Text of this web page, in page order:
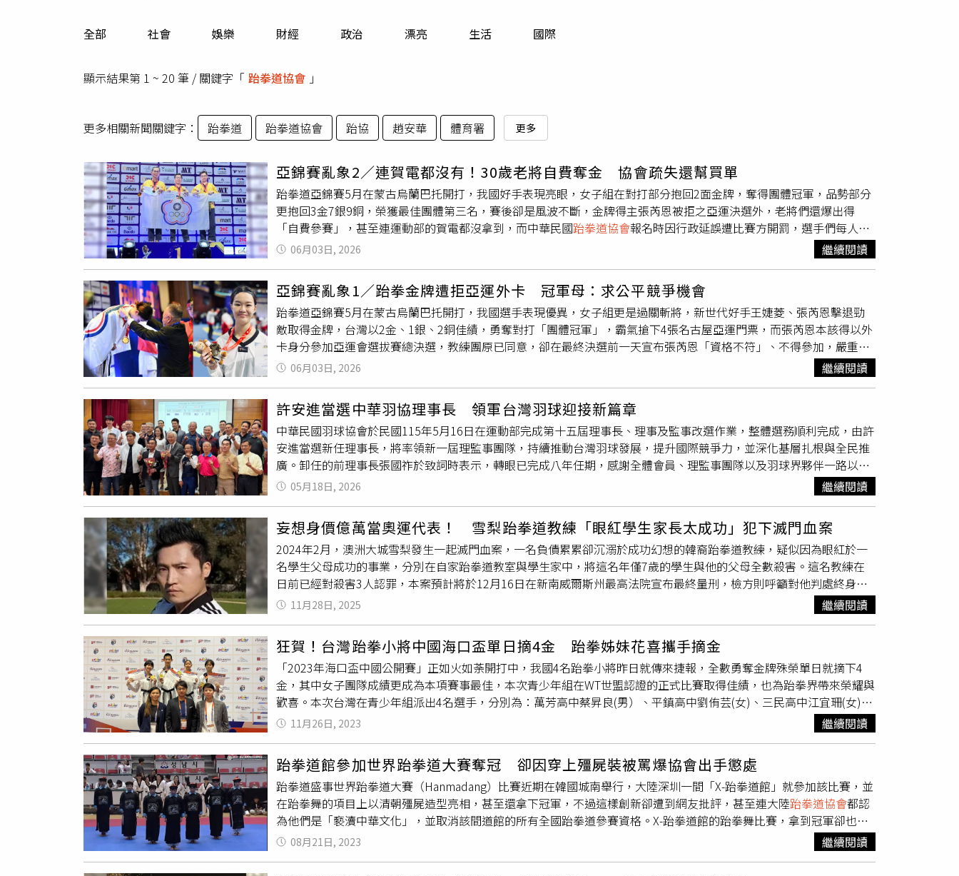
運勢
全部 社會 娛樂 財經 政治 漂亮 生活 國際
顯示結果第 1 ~ 20 筆 / 關鍵字「 跆拳道協會 」
更多相關新聞關鍵字： 跆拳道 跆拳道協會 跆協 趙安華 體育署 更多
亞錦賽亂象2／連賀電都沒有！30歲老將自費奪金 協會疏失還幫買單
跆拳道亞錦賽5月在蒙古烏蘭巴托開打，我國好手表現亮眼，女子組在對打部分抱回2面金牌，奪得團體冠軍，品勢部分
更抱回3金7銀9銅，榮獲最佳團體第三名，賽後卻是風波不斷，金牌得主張芮恩被拒之亞運決選外，老將們還爆出得
「自費參賽」，甚至連運動部的賀電都沒拿到，而中華民國跆拳道協會報名時因行政延誤遭比賽方開罰，選手們每人竟
得付50美元的延遲罰款，讓老將們寒心不已，直言「下次不來了」。台灣在2026跆拳道亞錦賽成績亮眼，駐烏蘭巴托台
北經貿代表處代表王凱右還親自頒發賀電，30歲以上好手卻沒收到這份殊榮。（圖／翻攝中華跆協臉書）中華民國跆拳
為世界跆拳道聯盟(WT)、亞洲跆拳道聯盟(ATU)及國技院會員，唯一認可在台灣推廣跆拳道業務之單位，除推廣
和培訓競技人才外，還負責全台段級數鑑定及舉辦全國性錦標賽，我國選手如要爭戰國際賽事，往往還得經過跆協推薦
報名才能參加，此次亞錦賽卻是亂象不斷。「我們穿國家的隊服為台灣爭取榮譽，自費外連賀電都沒有。」不願具名教
練透露，亞錦賽並非「想去就能去」，還得在台灣通過徵選，推出最優秀的選手上場，30歲以上的選手卻被要求得全面
自費參賽。台灣選手在2026年亞錦賽品勢部分抱回3金7銀9銅，榮獲最佳團體第三名。（圖／翻攝健民跆拳道舘總教練
葉錦舜臉書）該名教練提到，品勢的3面金牌中有2面是30歲以上老將贏得，他們在賽場上流汗拚搏，自掏腰包為光爭
國，回台後卻連象徵體育界榮譽的賀電都沒收到，詢問跆協才得知他們被歸類為「自行參加」，名單並未報呈運動部，
讓選手們無比寒心。選手們更發現，協會安排的出國團費為每人9萬1000多元，但選手自行詢價，發現同樣的行程只需4
萬9000多元，質疑4萬多元差價的依據為何，是否有公開招標和公開透明的報價資料，「還是基層選手只能被迫接
受？」更令選手無法接受的是，所有參賽者皆在規定限期內完成資料繳交，卻因跆協內部的行政程序延誤，導致亞洲跆
拳道聯盟（大會）對每位選手、每個項目加收50美元的延遲罰款，跆協卻要求選手們自行承擔，行政失誤不見協會內部
懲處負責，多數選手不想多事，只能「啞巴吃黃連」，乖乖付錢了事。 「今天基層真正不滿的，不只是錢，而是公
平。」該名教練透露，真正站在場上替台灣拼命的人被忽視，真正努力經營基層的人被消耗，而該被監督的體制卻長年
無人敢碰，此次亂象讓許多老將心灰意冷，已下定決心下次不再參賽，呼籲主管機關正視問題，也盼協會不要再讓基層
體育人的熱情，一次次被消磨殆盡。記者致電中華跆協，接線人員稱主管正在運動部開會，記者留下聯絡方式和問題，
但至截稿前未獲回應。
06月03日, 2026 繼續閱讀
亞錦賽亂象1／跆拳金牌遭拒亞運外卡 冠軍母：求公平競爭機會
跆拳道亞錦賽5月在蒙古烏蘭巴托開打，我國選手表現優異，女子組更是過關斬將，新世代好手王婕菱、張芮恩擊退勁
敵取得金牌，台灣以2金、1銀、2銅佳績，勇奪對打「團體冠軍」，霸氣搶下4張名古屋亞運門票，而張芮恩本該得以外
卡身分參加亞運會選拔賽總決選，教練團原已同意，卻在最終決選前一天宣布張芮恩「資格不符」、不得參加，嚴重打
擊選手士氣，也讓張芮恩母親心痛發聲，希望能有公平競爭機會。台灣跆拳道女子組在2026年亞錦賽表現優異，以2
金、1銀、2銅佳績，勇奪對打「團體冠軍」。（圖／翻攝中華跆協臉書）我國選手在蒙古烏蘭巴托舉行的亞洲跆拳道錦
標賽成績亮眼，17歲小將王婕菱勇奪女子46公斤級金牌，為台灣拿下睽違10年的亞錦賽女子首金，62公斤級的21歲張
芮恩同樣勢如破竹，面對中國強敵、兩屆亞運金牌得主駱宗詩時無畏無懼，以沉著表現突破攻勢，最終2：1逆轉擊退對
手，為台灣隊摘得本屆第2面金牌，讓中華台北梅花旗在賽場飄揚，熱血畫面感動無數國人。而張芮恩成為名符其實的
台灣之光，更為台灣搶下進軍亞運會門票，根據中華民國跆拳道協會發布的「2026亞洲跆拳道錦標賽暨名古屋亞運資格
賽（對打）代表隊選拔賽秩序冊」，取得國家參賽資格的選手，如非屬亞運會決選前兩名的培訓選手，得以外卡身分，
於返國後參加亞運會選拔賽之總決選。張芮恩返國後詢問教練團自己是否有參加總決選的資格，教練團5月27日同意參
加，她則摩拳擦掌、衝勁十足，準備29日與亞運會決選前兩名的彰師大王薇嘉，和東京奧運跆拳道銅牌得主羅嘉翎一同
競爭亞運門票資格，原期望自己能在國際舞台再度為國爭光，最終卻突然被「喊卡」，選訓委員於28日召開臨時會議，
判定張芮恩資格不符，在決選開打前才通知她不得參賽。選訓會認為，因本屆亞運採奧運量級分配，張芮恩在62公斤級
奪得冠軍，奧運量級劃分在67公斤級，而王薇嘉、羅嘉翎是前階段亞運選拔前2名，依據亞運參賽辦法，同一隊伍有2名
選手取得資格，以賽程靠前者獲參賽資格，王在亞錦賽67公斤級取得前7名，又比張早出賽，最終認定依亞跆盟的參賽
辦法確認張不具決選參賽資格。朝令夕改也讓張芮恩震驚錯愕，她6月初原訂要到羅馬參加跆拳道大獎賽，想爭取積分
以站上更高舞台，她得知噩耗後一度心情消沉，詢問母親「我拿積分還能做什麼」，讓張母心疼不已，決定為女兒發
聲。「若一開始即不具資格，為何教練團原先同意參賽？」張母質疑，選訓會議結論為何會在24小時內透過臨時會議推
翻，而根據秩序冊，教練和選手替換須提報運動部，運動部的「效率」是否又高到能在這麼短的時間內做出決策，「究
竟是規則改變了，還是規則被重新解讀了？」張芮恩出身單親家庭，是原住民阿美族選手，為替原住民和弱勢家庭爭光
而一步步站上國際賽場，最終卻連比賽的機會都被剝奪。（圖／中華奧會提供）張母表示，張芮恩出身單親家庭，是原
住民阿美族選手，從國小開始扎實苦練，國中便進入南投竹山延和國中，在金牌教練朱建安的指導下奠定深厚基礎，為
了替原住民和弱勢家庭爭光，一次次強忍傷痛在賽場上咬牙苦撐，最終卻連比賽的機會都被剝奪。張母呼籲中華民國跆
拳道協會公開說明本案法律依據及決議過程，請體育部和相關主管機關檢視本次選訓程序是否合法合規，並公布5月27
日及5月28日兩次會議完整紀錄及決議內容，以及說明臨時召開選訓委員會之法源依據及程序合法性，希望能還給所有
選手公平競爭的舞台。記者致電中華跆協，接線人員稱主管正在運動部開會，記者留下聯絡方式和問題，但至截稿前未
獲回應。
06月03日, 2026 繼續閱讀
許安進當選中華羽協理事長 領軍台灣羽球迎接新篇章
中華民國羽球協會於民國115年5月16日在運動部完成第十五屆理事長、理事及監事改選作業，整體選務順利完成，由許
安進當選新任理事長，將率領新一屆理監事團隊，持續推動台灣羽球發展，提升國際競爭力，並深化基層扎根與全民推
廣。卸任的前理事長張國祚於致詞時表示，轉眼已完成八年任期，感謝全體會員、理監事團隊以及羽球界夥伴一路以來
的支持與投入，讓協會得以穩健推動各項會務、國內外賽事及選手培育工作，也共同見證台灣羽球近年在國際賽場持續
締造亮眼成績。中華民國羽球協會完成第15屆改選，由許安進（右）當選新任理事長，前任理事長張國祚（左）完成交
棒，共同見證協會新里程碑。（圖片提供／中華民國羽球協會）新任理事長許安進長期投入台灣體育事務，具備豐富的
體育組織運作及國際賽事推動經驗，曾任中華民國體育運動總會副會長、中華民國跆拳道協會理事長、中華民國健美健
身協會理事長，目前並擔任中華民國馬術協會理事長，長年致力於台灣體育發展與國際交流。許安進表示，台灣羽球近
年在國際舞台表現亮眼，無論奧運、亞運或世界巡迴賽皆展現強勁競爭力，也帶動國內羽球運動風氣快速升溫，使羽球
成為台灣極具影響力的運動項目之一。展望未來，協會將積極爭取並規劃更多國際賽事在台舉辦，進一步提升台灣羽球
的國際能見度，同時推動國際裁判與教練交流講習，強化專業人才培育與國際接軌。此外，也將持續擴大全民參與基
礎，提升社會關注，並更加重視教練、裁判與選手權益保障，打造更完善且健全的羽球發展環境。許安進也向歷屆理監
事、教練、選手及長期支持羽球運動的各界人士表達感謝，強調未來將與新團隊攜手合作，以團結精神推動台灣羽球持
續向前，開創嶄新里程碑。
05月18日, 2026 繼續閱讀
妄想身價億萬當奧運代表！ 雪梨跆拳道教練「眼紅學生家長太成功」犯下滅門血案
2024年2月，澳洲大城雪梨發生一起滅門血案，一名負債累累卻沉溺於成功幻想的韓裔跆拳道教練，疑似因為眼紅於一
名學生父母成功的事業，分別在自家跆拳道教室與學生家中，將這名年僅7歲的學生與他的父母全數殺害。這名教練在
日前已經對殺害3人認罪，本案預計將於12月16日在新南威爾斯州最高法院宣布最終量刑，檢方則呼籲對他判處終身監
禁、不得假釋。綜合澳洲媒體報導，史蒂芬‧趙（Steven Cho）、妻子趙敏（Min Cho）一家人原本是韓國國籍，在移
民澳洲後過著和樂的生活。尤其史蒂芬‧趙移民後逐漸在事業上嶄露頭角，成為當地小有名氣的成功人士，一家人的生
這家跆拳道教室的經營者，是51歲的韓裔跆拳道教練柳光京（音譯，Kwang Kyung Yoo），他被學生們尊稱為「獅子師
傅」。然而，柳光京卻在2024年2月19日晚間，在跆拳道教室為這名7歲學童舉行了黑帶綬帶儀式後約1個小時內，勒死
了這名學生與前來接孩子的趙敏，之後又開著趙敏的BMW X5休旅車前往他們位於寶琴山（Baulkham Hills）的住家，
用刀殺害了在家中等待妻兒歸來的史蒂芬‧趙。在激烈搏鬥中，柳光京自己也被史蒂芬‧趙用刀刺傷，柳在告訴妻子自
己受傷的消息後前往醫院，並向醫院宣稱自己在附近一處量販店的停車場遭搶匪襲擊。不過當地警方調閱該處的監視器
畫面後沒有發現任何攻擊事件的跡象，遂在第二天前往醫院將柳光京逮捕。根據當地警方事後調查，柳光京疑似患有
「雷普利症候群」（Ripley syndrome），這是一種非正式的心理學診斷說法，是一種以極度追求身分地位、持續說謊
並混淆現實與幻想為特徵的人格障礙。警方指出，調查顯示柳光京積欠跆拳道教室的租金許久，且積欠信用卡債超過
3200美元（約新台幣10萬元），顯示其財務狀況十分糟糕。然而，他不僅曾向他人宣稱自己認識澳洲首富吉娜‧萊因哈
特（Georgina "Gina" Hope Rinehart），也曾向學生家長出示過豪宅與藍寶堅尼超跑的照片，宣稱是自己所有。此外，
他也曾謊稱自己擁有運動科學碩士、博士學位，且曾入選過雪梨奧運跆拳道代表隊，不過事後被澳洲 跆拳道協會踢爆大
多都是誇大的不實資訊。甚至為了在妻子面前展示優越感，他會假扮成重要人物向自己寄送電郵，有時還以「柳教授」
的名號自居。「這些本質上是一種自大或自以為是的幻想。」法醫精神病學家安德魯‧埃利斯（Andrew Ellis）告訴法
11月28日, 2025 繼續閱讀
狂賀！台灣跆拳小將中國海口盃單日摘4金 跆拳姊妹花喜攜手摘金
「2023年海口盃中國公開賽」正如火如荼開打中，我國4名跆拳小將昨日就傳來捷報，全數勇奪金牌殊榮單日就摘下4
金，其中女子團隊成績更成為本項賽事最佳，本次青少年組在WT世盟認證的正式比賽取得佳績，也為跆拳界帶來榮耀與
歡喜。本次台灣在青少年組派出4名選手，分別為：萬芳高中蔡昇良(男）、平鎮高中劉侑芸(女)、三民高中江宜珊(女)、
正德國中江宜璇(女)。其中江宜珊與劉侑芸2位選手為，甚至才剛於11月中旬參加完瑞典公開賽摘金，隨即又赴中國參
賽。賽後江宜珊表示「能為國爭光，一點都不感覺累」。教練團鄭嘉慶教練表示，出國參加公開賽，適應各國打法，對
於青少年選手來說，是很難能可貴的經驗；長期關注基層運動員的新北市議員鄭宇恩，聽聞淡水區選手一個月出國兩次
帶回三面金牌，直呼「好厲害」，也期許運動校隊能加強國小、國中、高中三級銜接的政策，讓台灣的青少年選手繼續
在國際賽事更取得好成績。目前才國3的江宜璇，受到「跆拳道協會、教練團、贊助商、學校」幫忙，今年已6度赴外參
賽，她表示「出國多打幾次，得失心就不會太重，台灣小孩應該對自己有信心」；而她本次的贊助廠商捕夢網科技得知
喜訊後表示「我們公司比較喜歡陪這些小選手走長遠的路」；連續兩年提供贊助的趙永弘總經理則說「這些小孩都很努
力而且惜福，也祝福這些小選手能繼續穩紮穩打，一步一步走向世界頂尖的競技舞台」。其中江宜珊（右）與江宜璇
（左）2位選手為姊妹花，姐姐甫於11月中旬參加完瑞典公開賽摘金，隨即赴又中國參賽再度摘金。（圖／翻攝畫面）
11月26日, 2023 繼續閱讀
跆拳道館參加世界跆拳道大賽奪冠 卻因穿上殭屍裝被罵爆協會出手懲處
跆拳道盛事世界跆拳道大賽（Hanmadang）比賽近期在韓國城南舉行，大陸深圳一間「X-跆拳道館」就參加該比賽，並
在跆拳舞的項目上以清朝殭屍造型亮相，甚至還拿下冠軍，不過這樣創新卻遭到網友批評，甚至連大陸跆拳道協會都認
為他們是「褻瀆中華文化」，並取消該間道館的所有全國跆拳道參賽資格。X-跆拳道館的跆拳舞比賽，拿到冠軍卻也被
網友罵爆。（圖／翻攝自微博）綜合陸媒報導，深圳的跆拳道館「X-跆拳道館」參加世界跆拳道大賽，創意滿滿的在跆
拳舞的項目中，穿上了清朝官服扮演起殭屍，一登場就超吸睛，讓韓國觀眾哄堂大笑，甚至拿下了該項目的冠軍。不過
大陸網友有不同看法，認為這樣是在醜化民族形象，甚至褻瀆中華文化，造成惡劣影響。大陸
08月21日, 2023 繼續閱讀